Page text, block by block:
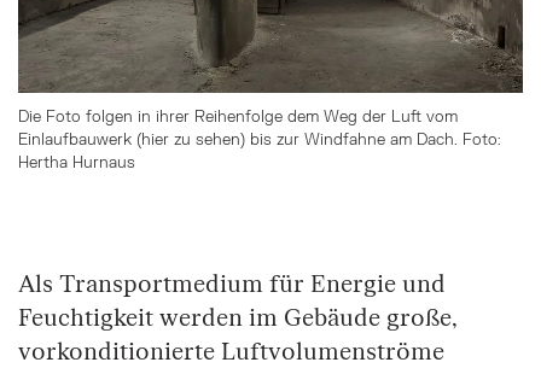
Die Foto folgen in ihrer Reihenfolge dem Weg der Luft vom
Einlaufbauwerk (hier zu sehen) bis zur Windfahne am Dach. Foto:
Hertha Hurnaus
Springe zum Anfang des Bilder Slider
Als Transportmedium für Energie und
Feuchtigkeit werden im Gebäude große,
vorkonditionierte Luftvolumenströme